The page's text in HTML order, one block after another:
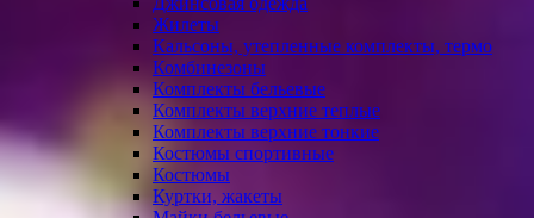
Жилеты
Кальсоны, утепленные комплекты, термо
Комбинезоны
Комплекты бельевые
Комплекты верхние теплые
Комплекты верхние тонкие
Костюмы спортивные
Костюмы
Куртки, жакеты